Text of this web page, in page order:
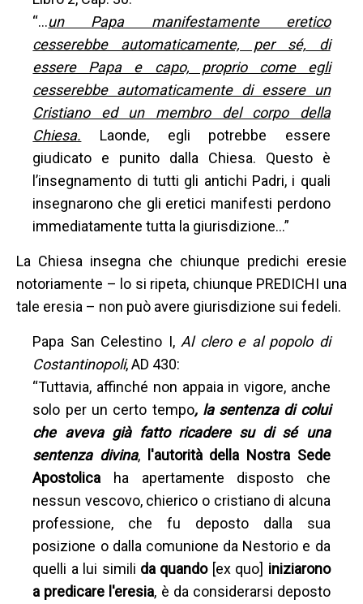
“…un Papa manifestamente eretico
cesserebbe automaticamente, per sé, di
essere Papa e capo, proprio come egli
cesserebbe automaticamente di essere un
Cristiano ed un membro del corpo della
Chiesa. Laonde, egli potrebbe essere
giudicato e punito dalla Chiesa. Questo è
l’insegnamento di tutti gli antichi Padri, i quali
insegnarono che gli eretici manifesti perdono
immediatamente tutta la giurisdizione…”
La Chiesa insegna che chiunque predichi eresie
notoriamente – lo si ripeta, chiunque PREDICHI una
tale eresia – non può avere giurisdizione sui fedeli.
Papa San Celestino I, Al clero e al popolo di
Costantinopoli, AD 430:
“Tuttavia, affinché non appaia in vigore, anche
solo per un certo tempo, la sentenza di colui
che aveva già fatto ricadere su di sé una
sentenza divina, l'autorità della Nostra Sede
Apostolica ha apertamente disposto che
nessun vescovo, chierico o cristiano di alcuna
professione, che fu deposto dalla sua
posizione o dalla comunione da Nestorio e da
quelli a lui simili da quando[ex quo] iniziarono
a predicare l'eresia, è da considerarsi deposto